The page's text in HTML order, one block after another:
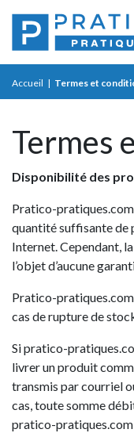
Accueil | Termes et
Termes
Disponibilité des
Pratico-
quantité suffisante de
Internet. Cependant,
l’objet d’aucune
Pratico-
cas de rupture de
Si pratico-
livrer un produit
transmis par courriel
cas, toute somme
pratico-pratiques.com